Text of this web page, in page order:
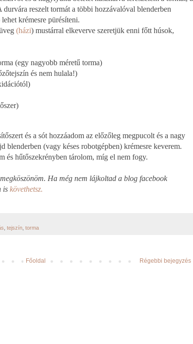
reszelt tormát a többi hozzávalóval blenderben
krémesre pürésíteni.
(házi) mustárral elkeverve szeretjük enni főtt húsok,
(egy nagyobb méretű torma)
és nem hulala!)
és a sót hozzáadom az előzőleg megpucolt és a nagy
blenderben (vagy késes robotgépben) krémesre keverem.
és hűtőszekrényben tárolom, míg el nem fogy.
Ha még nem lájkoltad a blog facebook
is követhetsz.
tejszín torma
Régebbi bejegyzés
Főoldal